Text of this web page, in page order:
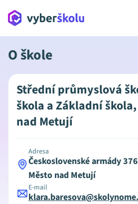
O škole
Střední průmyslová
škola a Základní
nad Metují
Adresa
Československé armády
Město nad Metují
E-mail